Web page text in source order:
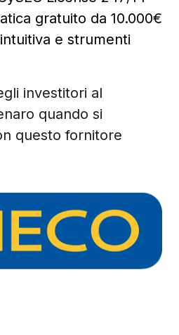
gratuito da 10.000€
e strumenti
investitori al
quando si
questo fornitore